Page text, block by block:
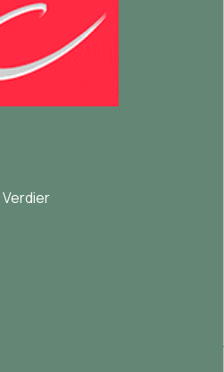
Verdier